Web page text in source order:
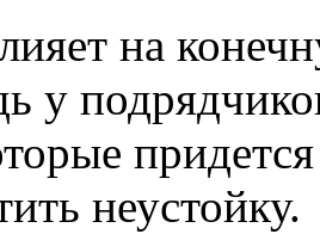
на
у
неустойку.